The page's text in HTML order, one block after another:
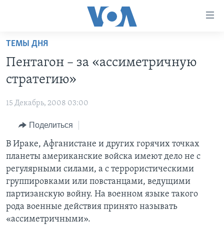
Перейти
основной
контент
Перейти
навигации
Перейти
поиск
НОВОСТИ ЗА МИНУТУ
ИТОГИ
ПОЧЕМУ ЭТО ВАЖНО?
ДИСКУССИЯ VOA
ДЕТАЛИ
НЬЮ-ЙОРК NEW YORK
АМЕРИКА. БОЛЬШОЕ ПУТЕШЕСТВИЕ
ПРОЕКТЫ
УЧИМ АНГЛИЙСКИЙ
НАША АМЕРИКАНСКАЯ ИСТОРИЯ
А КАК В АМЕРИКЕ?
АРТЕФАКТЫ
АМЕРИКАНСКИЕ ГОРОДКИ
ТЕСТЫ
ЭКСПЕРТИЗА
ИНТЕРВЬЮ
ФАКТЫ ПРОТИВ ФЕЙКОВ
ЗА СВОБОДУ ПРЕССЫ
УЧИМ АНГЛИЙСКИЙ
ВИДЕО
ПОДПИСКА НА НОВОСТИ
ТЕМЫ ДНЯ
Пентагон – за «ассиметричную
стратегию»
15 Декабрь, 2008 03:00
Поделиться
В Ираке, Афганистане и других горячих точках
планеты американские войска имеют дело не с
регулярными силами, а с террористическими
группировками или повстанцами, ведущими
партизанскую войну. На военном языке такого
рода военные действия принято называть
«ассиметричными».